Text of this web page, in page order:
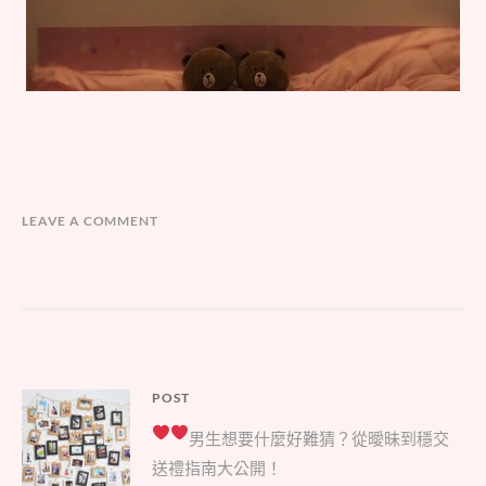
LEAVE A COMMENT
文
章
導
POST
Parent
post:
男生想要什麼好難猜？從曖昧到穩交
送禮指南大公開！